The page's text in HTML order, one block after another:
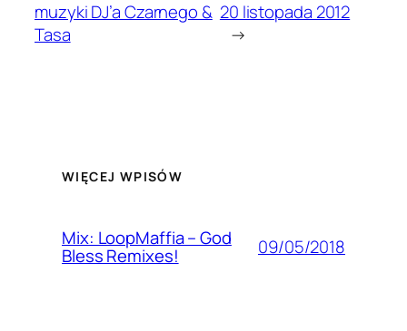
muzyki DJ’a Czarnego &
Tasa
20 listopada 2012
→
WIĘCEJ WPISÓW
Mix: LoopMaffia – God
Bless Remixes! 09/05/2018